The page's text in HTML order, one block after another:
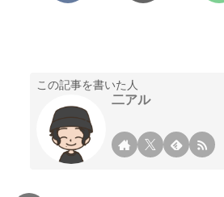
この記事を書いた人
二アル